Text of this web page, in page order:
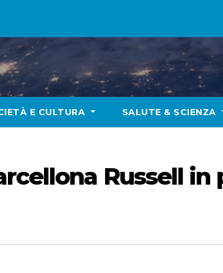
E CULTURA SALUTE & SCIENZA
Russell